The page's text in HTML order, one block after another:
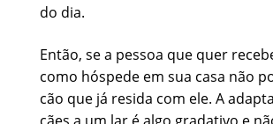
do dia.
Então, se a pessoa que quer
como hóspede em sua casa não
cão que já resida com ele. A